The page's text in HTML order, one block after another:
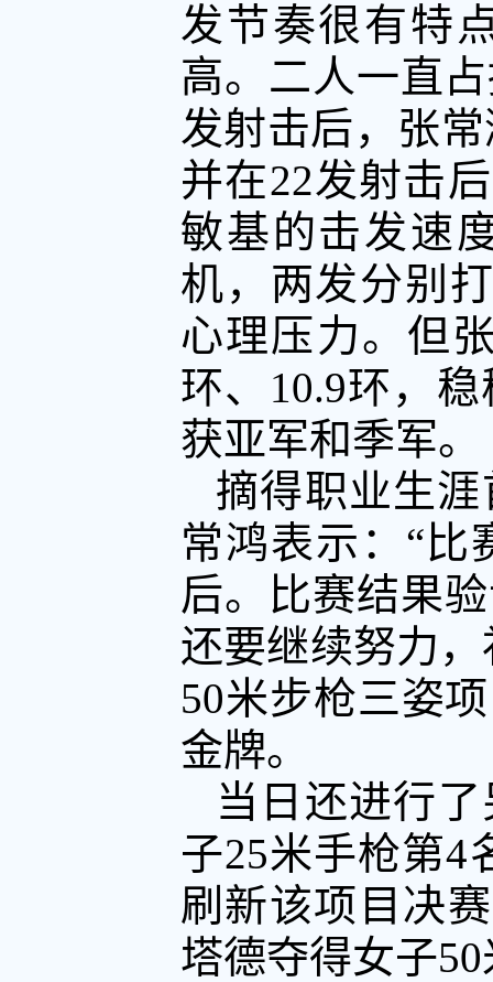
发节奏很有特
高。二人一直
发射击后，张
并在22发射击
敏基的击发速
机，两发分别
心理压力。但
环、10.9环，
获亚军和季军。
摘得职业生
常鸿表示：“比
后。比赛结果
还要继续努力
50米步枪三姿
金牌。
当日还进行
子25米手枪第4
刷新该项目决
塔德夺得女子